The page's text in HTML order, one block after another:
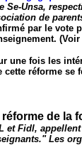
Se-Unsa,
de
par le vote
(Voir
une fois les
cette réforme se
réforme de la
et Fidl,
Les